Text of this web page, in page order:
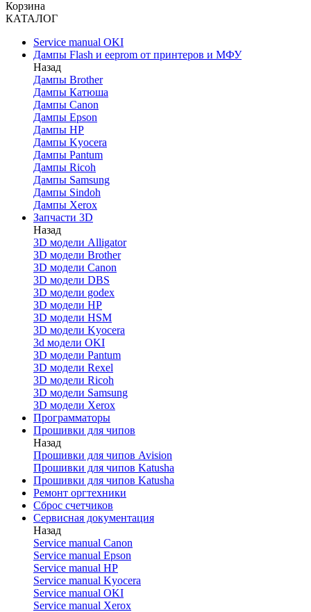
Корзина
КАТАЛОГ
Service manual OKI
Дампы Flash и eeprom от принтеров и МФУ
Назад
Дaмпы Brother
Дампы Катюша
Дампы Canon
Дампы Epson
Дампы HP
Дампы Kyocera
Дампы Pantum
Дампы Ricoh
Дампы Samsung
Дампы Sindoh
Дампы Xerox
Запчасти 3D
Назад
3D модели Alligator
3D модели Brother
3D модели Canon
3D модели DBS
3D модели godex
3D модели HP
3D модели HSM
3D модели Kyocera
3d модели OKI
3D модели Pantum
3D модели Rexel
3D модели Ricoh
3D модели Samsung
3D модели Xerox
Программаторы
Прошивки для чипов
Назад
Прошивки для чипов Avision
Прошивки для чипов Katusha
Прошивки для чипов Katusha
Ремонт оргтехники
Сброс счетчиков
Сервисная документация
Назад
Service manual Canon
Service manual Epson
Service manual HP
Service manual Kyocera
Service manual OKI
Service manual Xerox